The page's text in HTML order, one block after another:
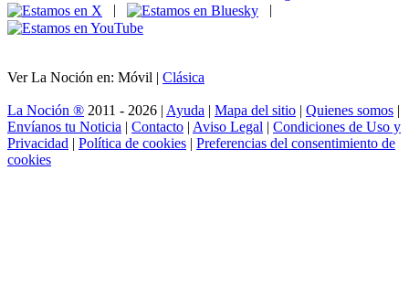
|
|
Ver La Noción en: Móvil | Clásica
La Noción ® 2011 - 2026 | Ayuda | Mapa del sitio | Quienes somos |
Envíanos tu Noticia | Contacto | Aviso Legal | Condiciones de Uso y
Privacidad | Política de cookies | Preferencias del consentimiento de
cookies